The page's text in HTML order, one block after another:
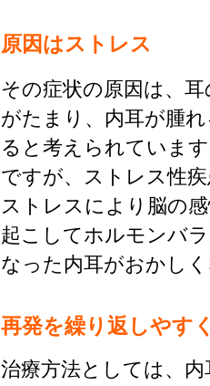
原因はストレス
その症状の原因は、
がたまり、内耳が腫
ると考えられていま
ですが、ストレス性
ストレスにより脳の
起こしてホルモンバ
なった内耳がおかし
再発を繰り返しやす
治療方法としては、